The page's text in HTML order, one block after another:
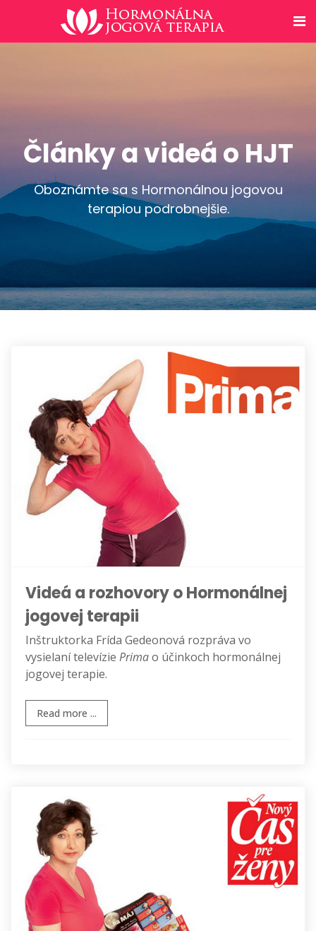
Články a videá o HJT
Oboznámte sa s Hormonálnou jogovou
terapiou podrobnejšie.
Videá a rozhovory o Hormonálnej
jogovej terapii
Inštruktorka Frída Gedeonová rozpráva vo
vysielaní televízie Primao účinkoch hormonálnej
jogovej terapie.
Read more ...